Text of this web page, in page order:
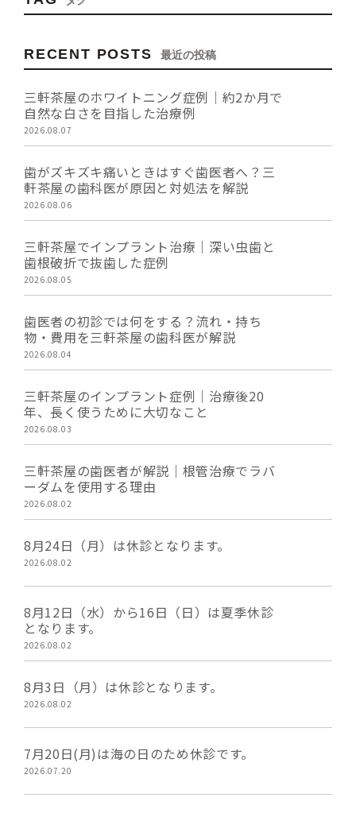
RECENT POSTS 最近の投稿
三軒茶屋のホワイトニング症例｜約2か月で
自然な白さを目指した治療例
2026.08.07
歯がズキズキ痛いときはすぐ歯医者へ？三
軒茶屋の歯科医が原因と対処法を解説
2026.08.06
三軒茶屋でインプラント治療｜深い虫歯と
歯根破折で抜歯した症例
2026.08.05
歯医者の初診では何をする？流れ・持ち
物・費用を三軒茶屋の歯科医が解説
2026.08.04
三軒茶屋のインプラント症例｜治療後20
年、長く使うために大切なこと
2026.08.03
三軒茶屋の歯医者が解説｜根管治療でラバ
ーダムを使用する理由
2026.08.02
8月24日（月）は休診となります。
2026.08.02
8月12日（水）から16日（日）は夏季休診
となります。
2026.08.02
8月3日（月）は休診となります。
2026.08.02
7月20日(月)は海の日のため休診です。
2026.07.20